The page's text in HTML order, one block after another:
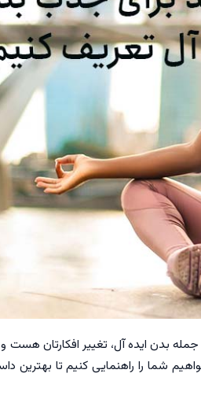
بدن ایده آل، تغییر افکارتان هست
شما را راهنمایی کنیم تا بهترین